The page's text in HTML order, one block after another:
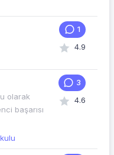
1
4.9
olarak
başarısı
3
4.6